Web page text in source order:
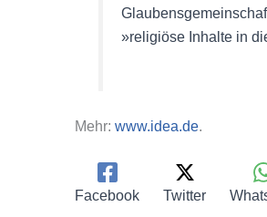
»religiöse Inhalte in
Mehr: www.idea.de.
Facebook Twitter